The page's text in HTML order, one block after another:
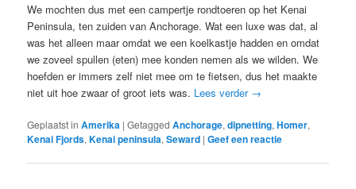
We mochten dus met een campertje rondtoeren op het Kenai
Peninsula, ten zuiden van Anchorage. Wat een luxe was dat, al
was het alleen maar omdat we een koelkastje hadden en omdat
we zoveel spullen (eten) mee konden nemen als we wilden. We
hoefden er immers zelf niet mee om te fietsen, dus het maakte
niet uit hoe zwaar of groot iets was. Lees verder →
Geplaatst in Amerika |Getagged Anchorage,dipnetting,Homer,
Kenai Fjords,Kenai peninsula,Seward |Geef een reactie